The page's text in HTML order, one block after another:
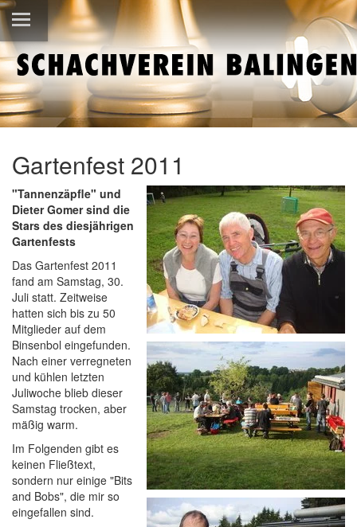
Gartenfest 2011
"Tannenzäpfle" und
Dieter Gomer sind die
Stars des diesjährigen
Gartenfests
Das Gartenfest 2011
fand am Samstag, 30.
Juli statt. Zeitweise
hatten sich bis zu 50
Mitglieder auf dem
Binsenbol eingefunden.
Nach einer verregneten
und kühlen letzten
Juliwoche blieb dieser
Samstag trocken, aber
mäßig warm.
Im Folgenden gibt es
keinen Fließtext,
sondern nur einige "Bits
and Bobs", die mir so
eingefallen sind.